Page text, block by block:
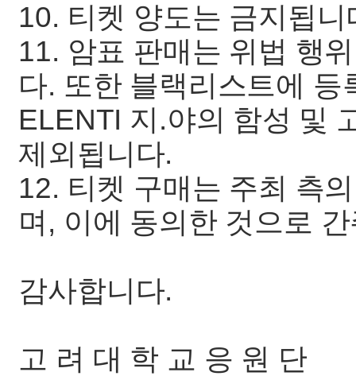
10. 티켓 양도는 금지됩니
11. 암표 판매는 위법 행
다. 또한 블랙리스트에
ELENTI 지.야의 함성 및
제외됩니다.
12. 티켓 구매는 주최 측
며, 이에 동의한 것으로
감사합니다.
고 려 대 학 교 응 원 단